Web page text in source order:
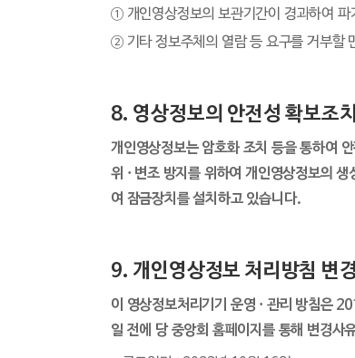
① 개인영상정보의 보관기간이 경과하여 파
② 기타 정보주체의 열람 등 요구를 거부할
8. 영상정보의 안전성 확보조치
개인영상정보는 암호화 조치 등을 통하여
위 · 변조 방지를 위하여 개인영상정보의
여 잠금장치를 설치하고 있습니다.
9. 개인영상정보 처리방침 변
이 영상정보처리기기 운영 · 관리 방침은
일 전에 당 중앙회 홈페이지를 통해 변경사